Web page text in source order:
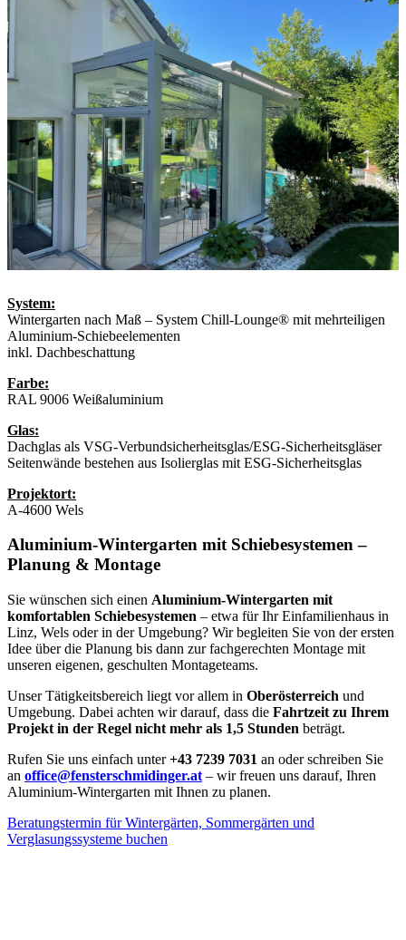
System:
Wintergarten nach Maß – System Chill-Lounge® mit mehrteiligen
Aluminium-Schiebeelementen
inkl. Dachbeschattung
Farbe:
RAL 9006 Weißaluminium
Glas:
Dachglas als VSG-Verbundsicherheitsglas/ESG-Sicherheitsgläser
Seitenwände bestehen aus Isolierglas mit ESG-Sicherheitsglas
Projektort:
A-4600 Wels
Aluminium-Wintergarten mit Schiebesystemen –
Planung & Montage
Sie wünschen sich einen Aluminium-Wintergarten mit
komfortablen Schiebesystemen – etwa für Ihr Einfamilienhaus in
Linz, Wels oder in der Umgebung? Wir begleiten Sie von der ersten
Idee über die Planung bis dann zur fachgerechten Montage mit
unseren eigenen, geschulten Montageteams.
Unser Tätigkeitsbereich liegt vor allem in Oberösterreich und
Umgebung. Dabei achten wir darauf, dass die Fahrtzeit zu Ihrem
Projekt in der Regel nicht mehr als 1,5 Stunden beträgt.
Rufen Sie uns einfach unter+43 7239 7031 an oder schreiben Sie
an office@fensterschmidinger.at – wir freuen uns darauf, Ihren
Aluminium-Wintergarten mit Ihnen zu planen.
Beratungstermin für Wintergärten, Sommergärten und
Verglasungssysteme buchen